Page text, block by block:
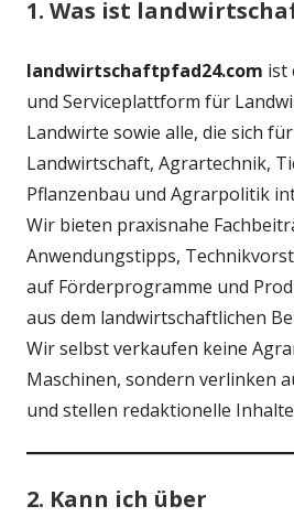
1. Was ist
landwirtschaftpfad24.com ist
und Serviceplattform für
Landwirte sowie alle, die sich
Landwirtschaft, Agrartechnik,
Pflanzenbau und Agrarpolitik
Wir bieten praxisnahe
Anwendungstipps,
auf Förderprogramme und
aus dem landwirtschaftlichen
Wir selbst verkaufen keine
Maschinen, sondern verlinken
und stellen redaktionelle
2. Kann ich über